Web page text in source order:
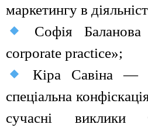
маркетингу в
Софія
corporate practice»;
Кіра Савіна —
спеціальна
сучасні